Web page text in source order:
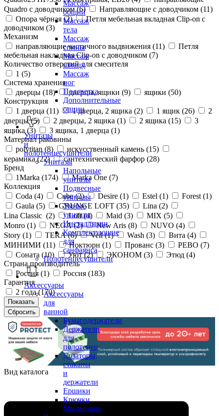
Массаж
общий
Массаж
тела
Массаж
спины
Массаж
шиацу
Массаж
ног
Подсветка
Дополнительные
опции
Унитазы
и
полотенцесушители
Унитазы
Напольные
унитазы
Подвесные
унитазы
Умные
унитазы
Инсталляции
Комплектующие
для
санфаянса
Полотенцесушители
Аксессуары
Аксессуары
для
ванной
Бумагодержатели
Держатели
для
полотенец
Дозаторы,
стаканы
и
держатели
Ершики
Крючки
Мыльницы
Quadro с доводчиком (6) Направляющие с доводчиком (11)
Опора чёрная (2)
Петля мебельная вкладная Clip-on с
доводчиком (3)
Механизм
направляющие частичного выдвижения (11)
Петля
мебельная накладная Clip-on с доводчиком (7)
Количество отверстий для смесителя
1 (5)
Система хранения
дверцы (18) дверцы, ящики (9) ящики (50)
Конструкция
1 дверца (11) 1 дверца, 2 ящика (2) 1 ящик (26)
2
дверцы (5) 2 дверцы, 2 ящика (1) 2 ящика (15)
3
ящика (3) 3 ящика, 1 дверца (1)
Материал раковины
polytitan (8) искусственный камень (15)
керамика (22) сантехнический фарфор (28)
Бренд
1Marka (174) Marka One (7)
Коллекция
Coda (4) Cube (2) Desire (1) Estel (1) Forest (1)
Gaula (5) GRUNGE LOFT (35) Lina (2)
Lina Classic (2) Loft (4) Maid (3) MIX (5)
Monro (1) NEGA (2) New Aris (8) NUVO (4)
Story (1) TERA (6) Veil (1) Wash (3) Вита (4)
МИНИМИ (11) Ноктюрн (1) Прованс (3) РЕВО (7)
Соната (10) Уют (2) ЭКОНОМ (3) Этюд (4)
Страна производитель
Россия (1) Россия (183)
Гарантия
2 года (170)
Вид каталога